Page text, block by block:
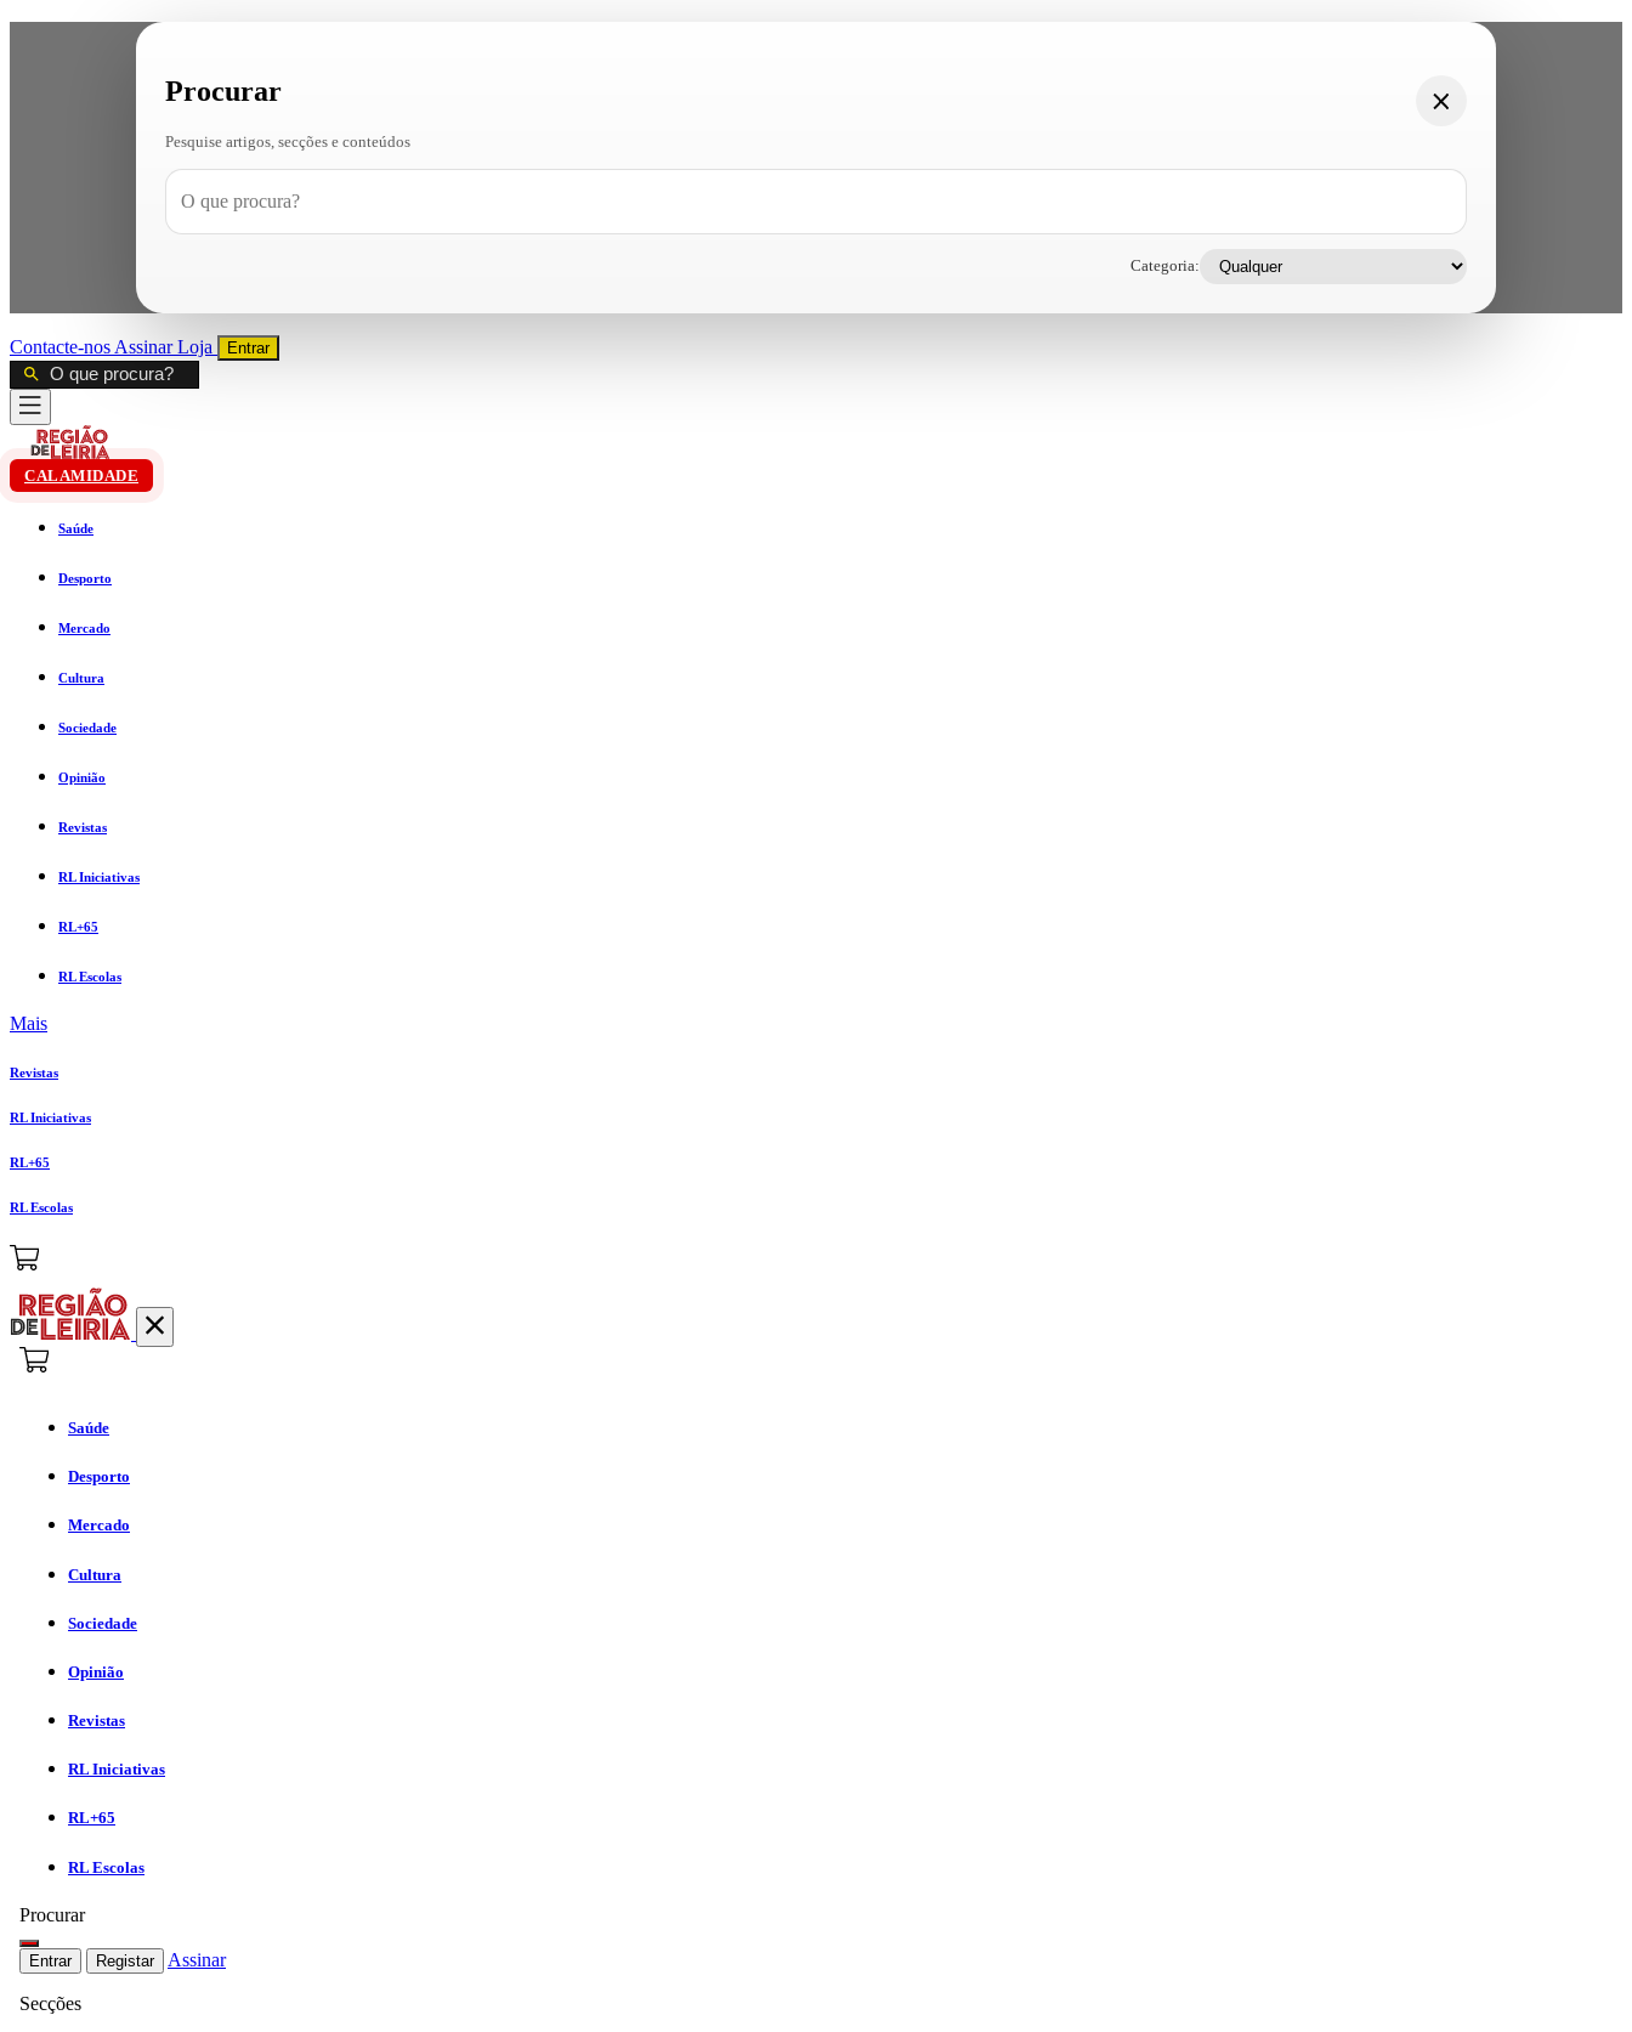
Procurar
Pesquise artigos, secções e conteúdos
Categoria:
Contacte-nos AssinarLoja Entrar
CALAMIDADE
Saúde
Desporto
Mercado
Cultura
Sociedade
Opinião
Revistas
RL Iniciativas
RL+65
RL Escolas
Mais
Revistas
RL Iniciativas
RL+65
RL Escolas
Saúde
Desporto
Mercado
Cultura
Sociedade
Opinião
Revistas
RL Iniciativas
RL+65
RL Escolas
Procurar
Entrar Registar Assinar
Secções